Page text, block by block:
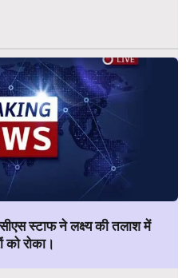
स्टाफ ने लक्ष्य की तलाश में
को रोका।